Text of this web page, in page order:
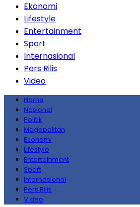
Ekonomi
Lifestyle
Entertainment
Sport
Internasional
Pers Rilis
Video
Home
Nasional
Politik
Megapolitan
Ekonomi
Lifestyle
Entertainment
Sport
Internasional
Pers Rilis
Video